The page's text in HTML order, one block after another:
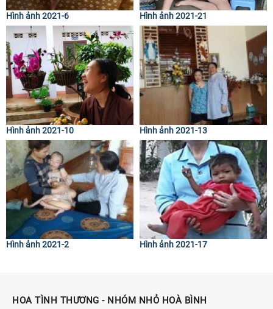
Hình ảnh 2021-6 Hình ảnh 2021-21
Hình ảnh 2021-10 Hình ảnh 2021-13
Hình ảnh 2021-2 Hình ảnh 2021-17
HOA TÌNH THƯƠNG - NHÓM NHỎ HOÀ BÌNH